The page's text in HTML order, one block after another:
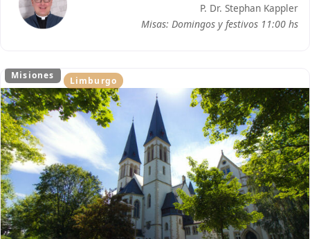
P. Dr. Stephan Kappler
Misas: Domingos y festivos 11:00 hs
Misiones Limburgo